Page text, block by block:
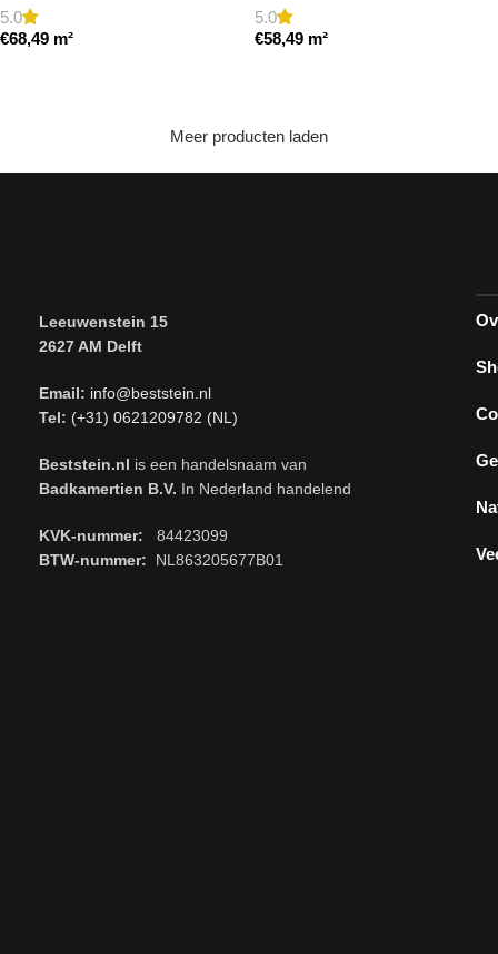
5.0
€68,49 m²
5.0
€58,49 m²
Meer producten laden
Leeuwenstein 15
2627 AM Delft
Email: info@beststein.nl
Tel: (+31) 0621209782 (NL)
Beststein.nl is een handelsnaam van
Badkamertien B.V. In Nederland handelend
KVK-nummer: 84423099
BTW-nummer: NL863205677B01